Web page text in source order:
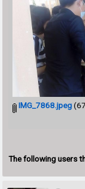
IMG_7868.jpeg
The following users